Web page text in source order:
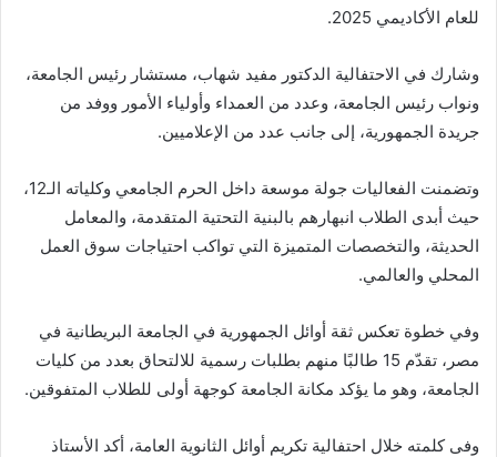
للعام الأكاديمي 2025.
وشارك في الاحتفالية الدكتور مفيد شهاب، مستشار رئيس الجامعة،
ونواب رئيس الجامعة، وعدد من العمداء وأولياء الأمور ووفد من
جريدة الجمهورية، إلى جانب عدد من الإعلاميين.
وتضمنت الفعاليات جولة موسعة داخل الحرم الجامعي وكلياته الـ12،
حيث أبدى الطلاب انبهارهم بالبنية التحتية المتقدمة، والمعامل
الحديثة، والتخصصات المتميزة التي تواكب احتياجات سوق العمل
المحلي والعالمي.
وفي خطوة تعكس ثقة أوائل الجمهورية في الجامعة البريطانية في
مصر، تقدّم 15 طالبًا منهم بطلبات رسمية للالتحاق بعدد من كليات
الجامعة، وهو ما يؤكد مكانة الجامعة كوجهة أولى للطلاب المتفوقين.
وفى كلمته خلال احتفالية تكريم أوائل الثانوية العامة، أكد الأستاذ